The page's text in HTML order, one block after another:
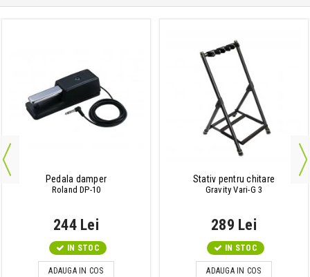
Pedala damper
Roland DP-10
244 Lei
IN STOC
ADAUGA IN COS
Stativ pentru chitare
Gravity Vari-G 3
289 Lei
IN STOC
ADAUGA IN COS